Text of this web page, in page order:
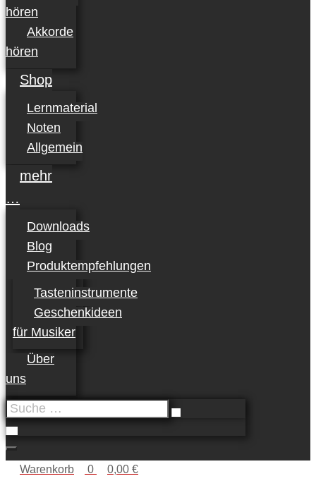
hören
Akkorde
hören
Shop
Lernmaterial
Noten
Allgemein
mehr
…
Downloads
Blog
Produktempfehlungen
Tasteninstrumente
Geschenkideen
für Musiker
Über
uns
Suche
…
Warenkorb 0 0,00 €